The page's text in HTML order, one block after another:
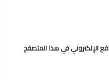
الإلكتروني في هذا المتصفح